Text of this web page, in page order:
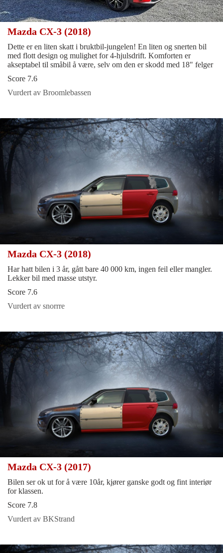
Mazda CX-3 (2018)
Dette er en liten skatt i bruktbil-jungelen! En liten og snerten bil
med flott design og mulighet for 4-hjulsdrift. Komforten er
akseptabel til småbil å være, selv om den er skodd med 18" felger
Score 7.6
Vurdert av Broomlebassen
Mazda CX-3 (2018)
Har hatt bilen i 3 år, gått bare 40 000 km, ingen feil eller mangler.
Lekker bil med masse utstyr.
Score 7.6
Vurdert av snorrre
Mazda CX-3 (2017)
Bilen ser ok ut for å være 10år, kjører ganske godt og fint interiør
for klassen.
Score 7.8
Vurdert av BKStrand